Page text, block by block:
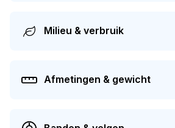
Milieu & verbruik
Afmetingen & gewicht